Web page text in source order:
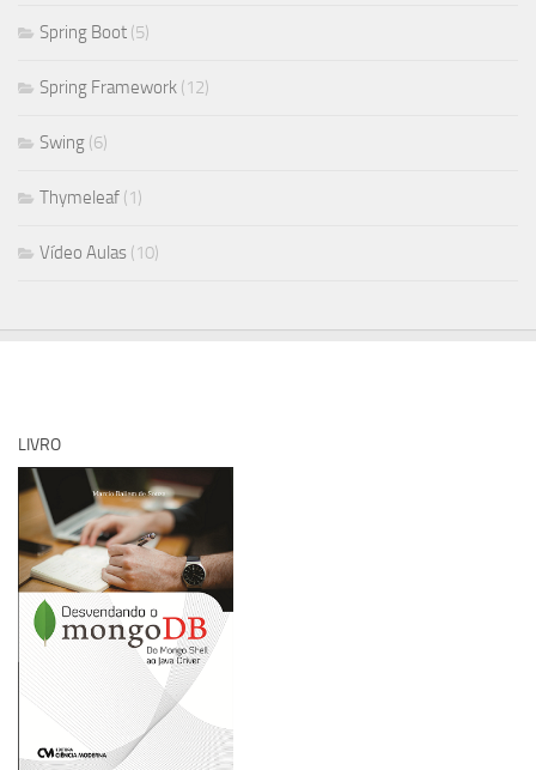
Spring Boot (5)
Spring Framework (12)
Swing (6)
Thymeleaf (1)
Vídeo Aulas (10)
LIVRO